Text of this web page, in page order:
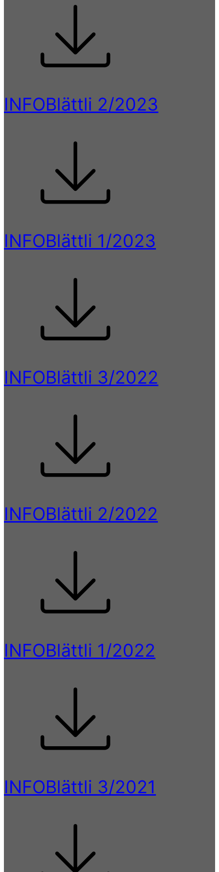
INFOBlättli 2/2023
INFOBlättli 1/2023
INFOBlättli 3/2022
INFOBlättli 2/2022
INFOBlättli 1/2022
INFOBlättli 3/2021